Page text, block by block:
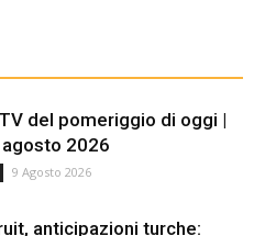
del pomeriggio di oggi |
2026
9 Agosto 2026
anticipazioni turche: